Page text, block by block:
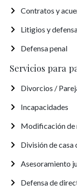
Contratos y
Litigios y
Defensa penal
Servicios para
Divorcios /
Incapacidades
Modificación de
División de casa
Asesoramiento
Defensa de